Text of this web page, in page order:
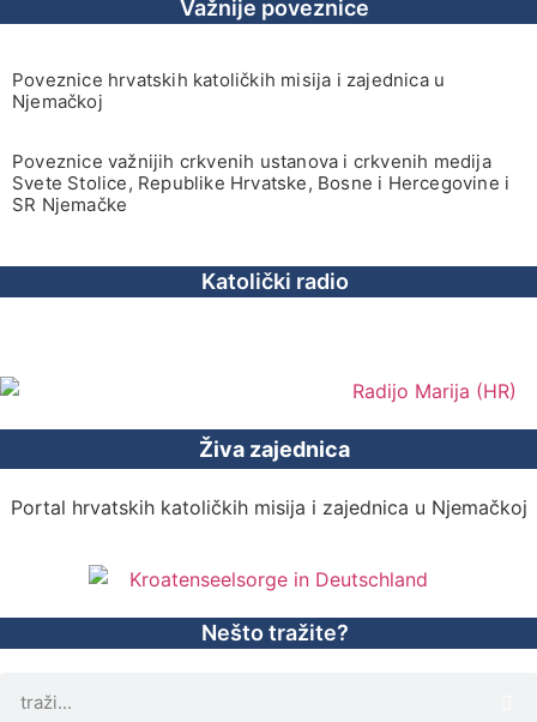
Važnije poveznice
Poveznice hrvatskih katoličkih misija i zajednica u
Njemačkoj
Poveznice važnijih crkvenih ustanova i crkvenih medija
Svete Stolice, Republike Hrvatske, Bosne i Hercegovine i
SR Njemačke
Katolički radio
Živa zajednica
Portal hrvatskih katoličkih misija i zajednica u Njemačkoj
Nešto tražite?